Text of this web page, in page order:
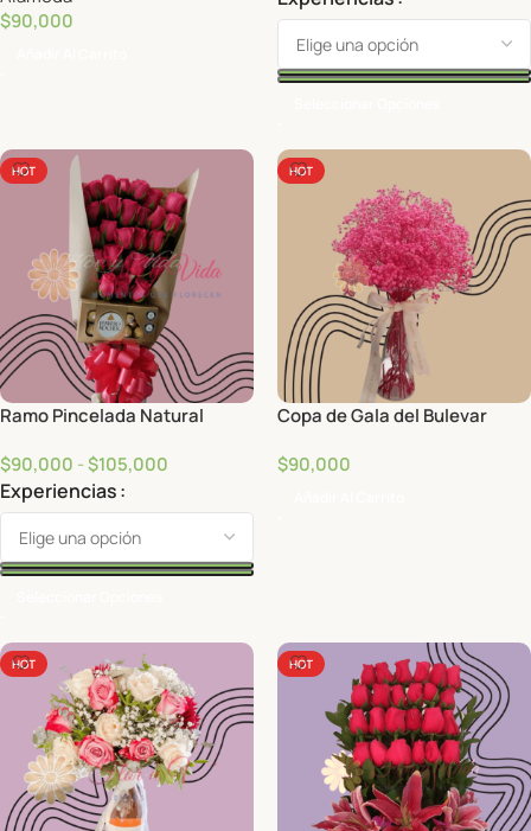
$90,000
HOT
Ramo Pincelada Natural
$90,000 -$105,000
Experiencias
HOT
Copa de Gala del Bulevar
$90,000
HOT HOT